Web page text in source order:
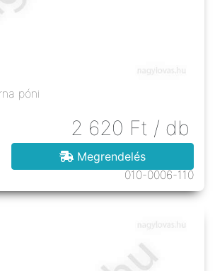
póni
2 620 Ft / db
Megrendelés
010-0006-110